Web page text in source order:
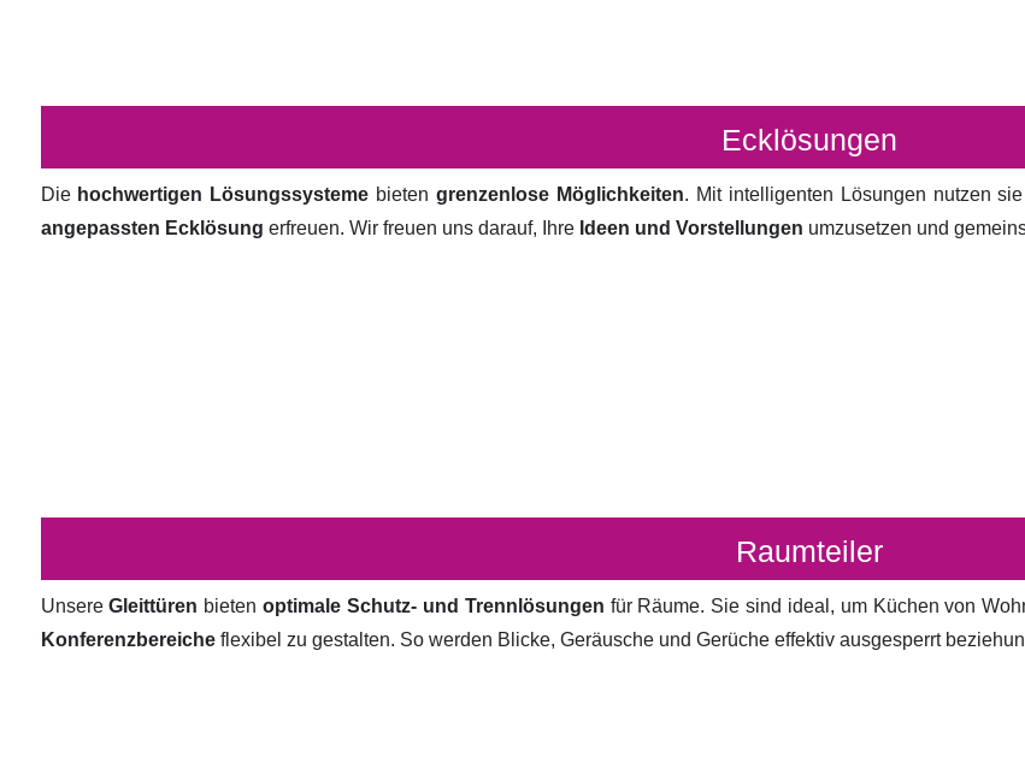
Ecklösungen
Die hochwertigen Lösungssysteme bietengrenzenlose Möglichkeiten. Mit intelligenten Lösungen nutzen
angepassten Ecklösung erfreuen. Wir freuen uns darauf, Ihre Ideen und Vorstellungen umzusetzen und
Raumteiler
UnsereGleittüren bietenoptimale Schutz- und Trennlösungen für Räume. Sie sind ideal, um Küchen von
Konferenzbereiche flexibel zu gestalten. So werden Blicke, Geräusche und Gerüche effektiv ausgesperrt